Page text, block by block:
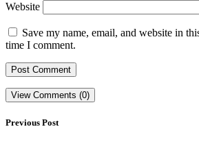
Website
Save my name, email, and website in
time I comment.
View Comments (0)
Previous Post